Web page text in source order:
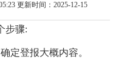
更新时间：2025-12-15
步骤:
定登报大概内容。